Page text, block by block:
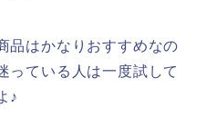
品はかなりおすすめなの
っている人は一度試して
♪